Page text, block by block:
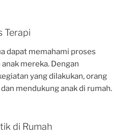
Terapi
dapat memahami proses
mereka. Dengan
yang dilakukan, orang
mendukung anak di rumah.
di Rumah